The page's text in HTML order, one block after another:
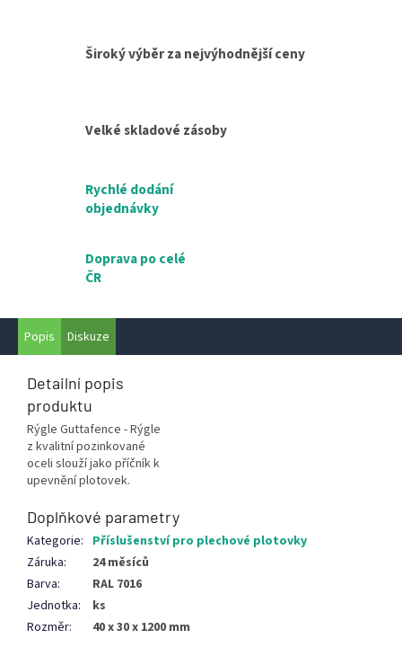
Široký výběr za nejvýhodnější ceny
Velké skladové zásoby
Rychlé dodání
objednávky
Doprava po celé
ČR
Popis Diskuze
Detailní popis
produktu
Rýgle Guttafence - Rýgle
z kvalitní pozinkované
oceli slouží jako příčník k
upevnění plotovek.
Doplňkové parametry
Kategorie: Příslušenství pro plechové plotovky
Záruka:
24 měsíců
Barva:
RAL 7016
Jednotka:
ks
Rozměr: 40 x 30 x 1200 mm